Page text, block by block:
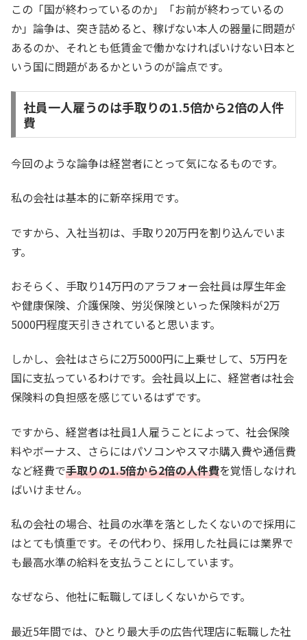
この「国が終わっているのか」「お前が終わっているの
か」論争は、突き詰めると、稼げない本人の器量に問題が
あるのか、それとも低賃金で働かなければいけない日本と
いう国に問題があるかというのが論点です。
社員一人雇うのは手取りの1.5倍から2倍の人件
費
今回のような論争は経営者にとって気になるものです。
私の会社は基本的に新卒採用です。
ですから、入社当初は、手取り20万円を割り込んでいま
す。
おそらく、手取り14万円のアラフォー会社員は厚生年金
や健康保険、介護保険、労災保険といった保険料が2万
5000円程度天引きされていると思います。
しかし、会社はさらに2万5000円に上乗せして、5万円を
国に支払っているわけです。会社員以上に、経営者は社会
保険料の負担感を感じているはずです。
ですから、経営者は社員1人雇うことによって、社会保険
料やボーナス、さらにはパソコンやスマホ購入費や通信費
など経費で手取りの1.5倍から2倍の人件費を覚悟しなけれ
ばいけません。
私の会社の場合、社員の水準を落としたくないので採用に
はとても慎重です。その代わり、採用した社員には業界で
も最高水準の給料を支払うことにしています。
なぜなら、他社に転職してほしくないからです。
最近5年間では、ひとり最大手の広告代理店に転職した社